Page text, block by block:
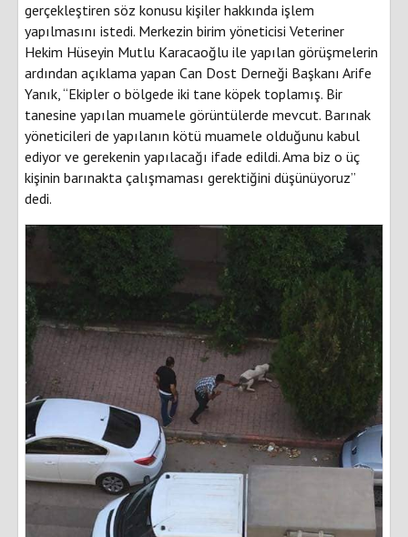
gerçekleştiren söz konusu kişiler hakkında işlem
yapılmasını istedi. Merkezin birim yöneticisi Veteriner
Hekim Hüseyin Mutlu Karacaoğlu ile yapılan görüşmelerin
ardından açıklama yapan Can Dost Derneği Başkanı Arife
Yanık, “Ekipler o bölgede iki tane köpek toplamış. Bir
tanesine yapılan muamele görüntülerde mevcut. Barınak
yöneticileri de yapılanın kötü muamele olduğunu kabul
ediyor ve gerekenin yapılacağı ifade edildi. Ama biz o üç
kişinin barınakta çalışmaması gerektiğini düşünüyoruz”
dedi.